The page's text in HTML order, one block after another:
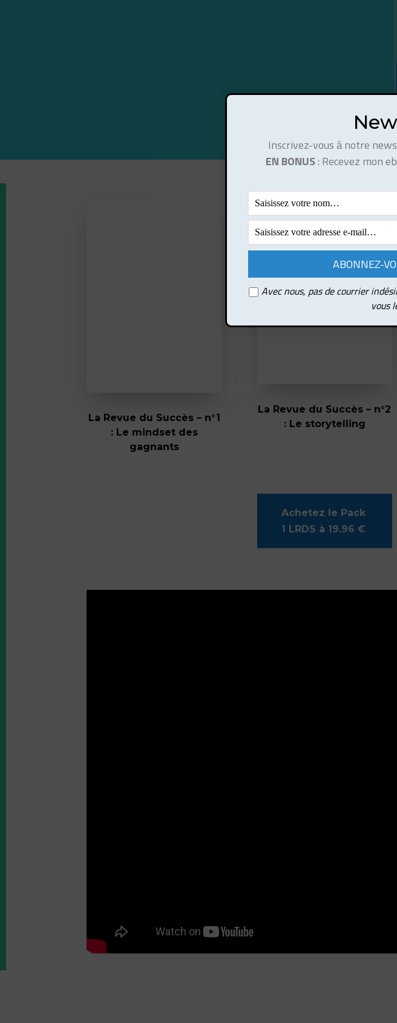
La Revue du Succès – n°1
: Le mindset des
gagnants
La Revue du Succès – n°2
: Le storytelling
Achetez le Pack
1 LRDS à 19.96 €
Inscrivez-vous à notre
EN BONUS: Recevez mon
Avec nous, pas de courrier
vous